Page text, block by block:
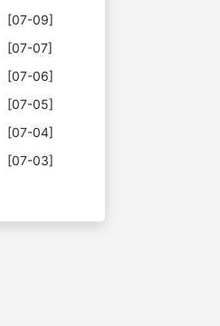
[07-09]
[07-07]
[07-06]
[07-05]
[07-04]
[07-03]